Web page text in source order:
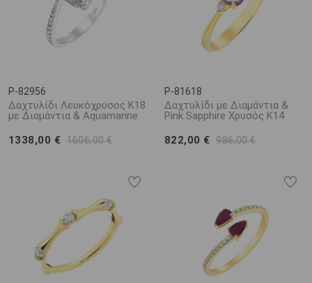
P-82956
Δαχτυλίδι Λευκόχρυσος K18
με Διαμάντια & Aquamarine
1338,00 € 1606,00 €
P-81618
Δαχτυλίδι με Διαμάντια &
Pink Sapphire Χρυσός K14
822,00 € 986,00 €